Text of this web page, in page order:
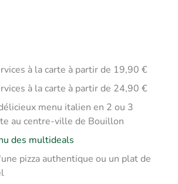
à la carte à partir de 19,90 €
à la carte à partir de 24,90 €
menu italien en 2 ou 3
au centre-ville de Bouillon
des multideals
pizza authentique ou un plat de